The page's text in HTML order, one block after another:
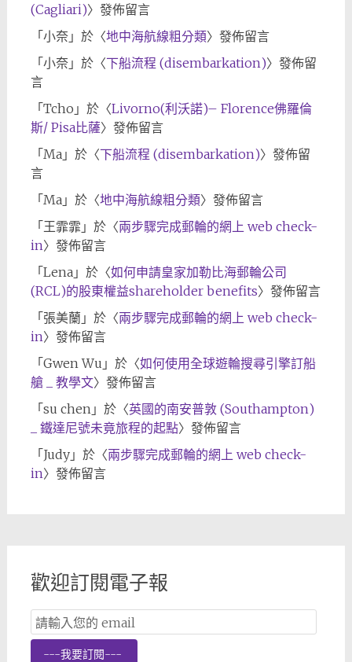
(Cagliari)〉發佈留言
「小奈」於〈地中海航線粗分類〉發佈留言
「小奈」於〈下船流程 (disembarkation)〉發佈留
言
「Tcho 」於〈Livorno(利沃諾)– Florence佛羅倫
斯/ Pisa比薩〉發佈留言
「Ma」於〈下船流程 (disembarkation)〉發佈留
言
「Ma」於〈地中海航線粗分類〉發佈留言
「王霏霏 」於〈兩步驟完成郵輪的網上 web check-
in〉發佈留言
「Lena」於〈如何申請皇家加勒比海郵輪公司
(RCL)的股東權益shareholder benefits〉發佈留言
「張美蘭 」於〈兩步驟完成郵輪的網上 web check-
in〉發佈留言
「Gwen Wu 」於〈如何使用全球遊輪搜尋引擎訂船
艙 _ 教學文〉發佈留言
「su chen 」於〈英國的南安普敦 (Southampton)
_ 鐵達尼號未竟旅程的起點〉發佈留言
「Judy」於〈兩步驟完成郵輪的網上 web check-
in〉發佈留言
歡迎訂閱電子報
Email
Subscription
---我要訂閱---